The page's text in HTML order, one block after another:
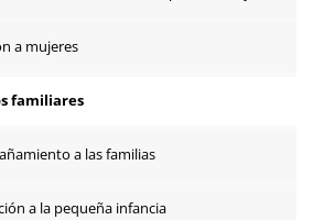
a mujeres
familiares
a las familias
a la pequeña infancia